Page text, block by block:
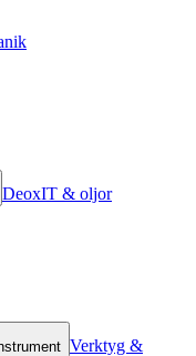
DeoxIT & oljor
Verktyg &